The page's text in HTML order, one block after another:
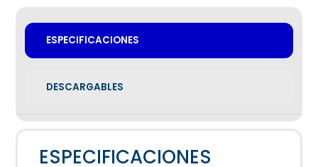
ESPECIFICACIONES
DESCARGABLES
ESPECIFICACIONES